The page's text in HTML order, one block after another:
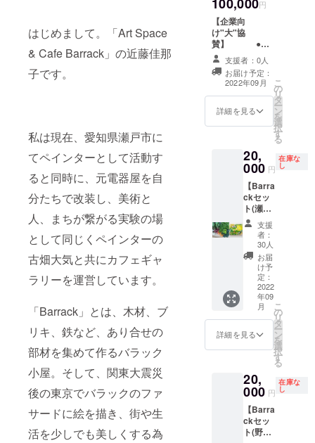
はじめまして。「Art Space
& Cafe Barrack」の近藤佳那
子です。
私は現在、愛知県瀬戸市に
てペインターとして活動す
ると同時に、元電器屋を自
分たちで改装し、美術と
人、まちが繋がる実験の場
として同じくペインターの
古畑大気と共にカフェギャ
ラリーを運営しています。
「Barrack」とは、木材、ブ
リキ、鉄など、あり合せの
部材を集めて作るバラック
小屋。そして、関東大震災
後の東京でバラックのファ
サードに絵を描き、街や生
活を少しでも美しくする為
2023年
3月31日
まで有
効。 ※
でのご
支援も
可能で
す。
用でき
ます。
2023年
3月31日
まで有
効。 ※
複数口
でのご
支援も
可能で
す。
オリジ
テッ
カー１
招待状
は会期
までに
メール
でお送
りいた
しま
利用期
限：展
覧会期
中) ※
コー
ヒーチ
ケット
は、店
舗もし
くは会
期中期
間限定
で営業
してい
る会場
ポップ
アップ
Barrac
kでご利
ます。
2023年
3月31日
まで有
効。 ※
複数口
イメー
す。 ●
応援
コー
ス
・瀬戸
現代美
術展
待状(１
名様)
Barrac
kコー
ヒーチ
ケット
（1杯無
料券）
・クラ
ウド
ファン
ディン
グ限定
オリジ
ナルス
テッ
カー１
枚 ※
招待状
は会期
までに
でお送
りいた
しま
す。(ご
利用期
限：展
ク、瀬
戸現代
美術展
2022の
グッズT
シャツ
が付い
てくる
くさん
なリ
2022年
のド
キュメ
ント
ブック
は会期
終了
後、完
成次第
お届け
させて
いただ
きま
す。
(2023年
成予定)
※商品サ
共に約
縦
245mm
横
185mm
/ ページ
数：
ドキュメント
ブックにお名前
を掲載させてい
ただきます。ド
キュメントブッ
クは会期終了
後、完成次第お
届けさせていた
だきます。
(2023年春頃完
してください。
※具体的な記載方
法などは別途ご
相談させていた
だきます。 瀬戸
現代美術展2022
ドキュメント
ブック ※商品サ
245mm横
185mm / ページ
数：100P前後 ※
自費出版で制
作。 ※招待状は
会期までにメー
します。(ご利用
期限：展覧会期
会場看板の謝辞
にてお名前の掲
載と、瀬戸現代
美術展2022プレ
エキシビジョン
<Elements>と
瀬戸現代美術展
2022をまとめた
ドキュメント
ブックにお名前
を掲載させてい
ただきます。ド
クは会期終了
後、完成次第お
届けさせていた
だきます。
(2023年春頃完
に掲載を希望す
るお名前を記載
してください。
※具体的な記載方
法などは別途ご
相談させていた
現代美術展2022
ドキュメント
ブック ※商品サ
イズ：約縦
245mm横
185mm / ページ
自費出版で制
会期までにメー
ルでお送りいた
します。(ご利用
期限：展覧会期
円
【企業向
け"大"協
賛】 ●会
場メイン看板へ
のお名前掲載
●SNSでのご紹
介 ●瀬戸現代美
術展2022ドキュ
メントブック１
術展2022 招待状
業様向けの二口
に相当するリ
ターンです。 私
たちは、この取
り組みに賛同
し、継続し一緒
に育ててくださ
る企業様や団体
様を募集してい
ます！ 会場看板
へのお名前の掲
載と、瀬戸現代
美術展2022プレ
エキシビジョン
<Elements>と
2022をまとめた
ドキュメント
ただきます。ド
キュメントブッ
クは会期終了
後、完成次第お
届けさせていた
だきます。
支援者：0人
お届け予定：
2022年09月
詳細を見る
こ
の
リ
タ
ー
ン
を
選
択
す
る
20,
000 円
在庫な
し
【Barra
ckセッ
ト(瀬戸
の野菜
と近藤
佳那子
の作
品)】
●Barra
ckセッ
ト １
個 瀬戸
の農家
「土環
自然農
園」の
野菜と
Barrac
k・近藤
佳那子
の油絵
のセッ
支援
者：
30人
お届
け予
定：
2022
年09
月
詳細を見る
こ
の
リ
タ
ー
ン
を
選
択
す
る
20,
000 円
在庫な
し
【Barra
ckセッ
ト(野菜